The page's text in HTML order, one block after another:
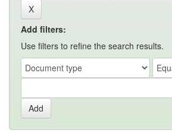
Add filters:
Use filters to refine the search results.